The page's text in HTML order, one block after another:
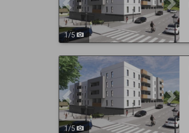
1 /5
Previous
1 /5